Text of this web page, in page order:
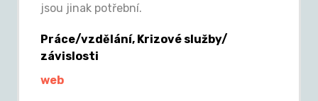
jsou jinak potřební.
Práce/vzdělání, Krizové služby/
závislosti
web